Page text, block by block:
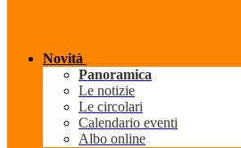
Novità
Panoramica
Le notizie
Le circolari
Calendario eventi
Albo online